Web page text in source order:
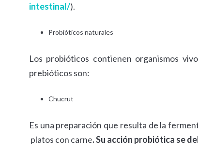
intestinal/).
Probióticos naturales
Los probióticos contienen organismos
prebióticos son:
Chucrut
Es una preparación que resulta de la
platos con carne. Su acción probiótica se